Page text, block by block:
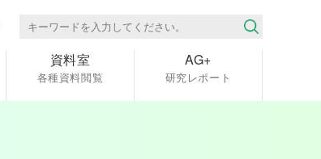
資料室
各種資料閲覧
AG+
研究レポート